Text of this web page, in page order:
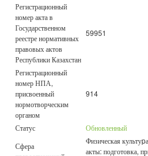
Регистрационный
номер акта в
Государственном
реестре нормативных
правовых актов
Республики Казахстан
59951
Регистрационный
номер НПА,
присвоенный
нормотворческим
органом
914
Статус
Обновленный
Сфера
Физическая
акты: подготовка,